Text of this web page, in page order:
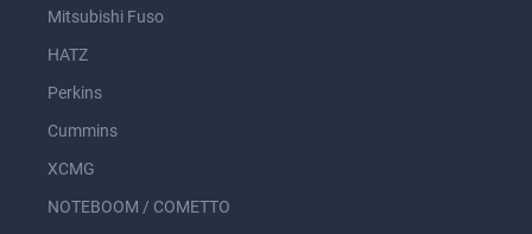
Mitsubishi Fuso
HATZ
Perkins
Cummins
XCMG
NOTEBOOM / COMETTO